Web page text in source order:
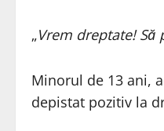
„Vrem dreptate! Să
Minorul de 13 ani,
depistat pozitiv la